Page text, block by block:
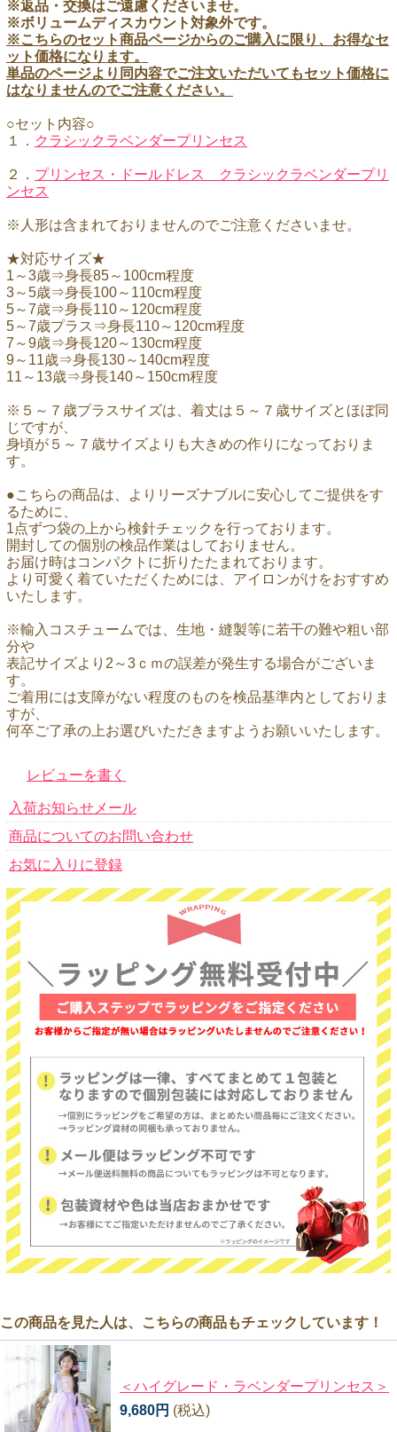
※返品・交換はご遠慮くださいませ。
※ボリュームディスカウント対象外です。
※こちらのセット商品ページからのご購入に限り、お得なセ
ット価格になります。
単品のページより同内容でご注文いただいてもセット価格に
はなりませんのでご注意ください。
○セット内容○
１． クラシックラベンダープリンセス
２． プリンセス・ドールドレス クラシックラベンダープリ
ンセス
※人形は含まれておりませんのでご注意くださいませ。
★対応サイズ★
1～3歳⇒身長85～100cm程度
3～5歳⇒身長100～110cm程度
5～7歳⇒身長110～120cm程度
5～7歳プラス⇒身長110～120cm程度
7～9歳⇒身長120～130cm程度
9～11歳⇒身長130～140cm程度
11～13歳⇒身長140～150cm程度
※５～７歳プラスサイズは、着丈は５～７歳サイズとほぼ同
じですが、
身頃が５～７歳サイズよりも大きめの作りになっておりま
す。
●こちらの商品は、よりリーズナブルに安心してご提供をす
るために、
1点ずつ袋の上から検針チェックを行っております。
開封しての個別の検品作業はしておりません。
お届け時はコンパクトに折りたたまれております。
より可愛く着ていただくためには、アイロンがけをおすすめ
いたします。
※輸入コスチュームでは、生地・縫製等に若干の難や粗い部
分や
表記サイズより2～3ｃｍの誤差が発生する場合がございま
す。
ご着用には支障がない程度のものを検品基準内としておりま
すが、
何卒ご了承の上お選びいただきますようお願いいたします。
レビューを書く
入荷お知らせメール
商品についてのお問い合わせ
お気に入りに登録
この商品を見た人は、こちらの商品もチェックしています！
＜ハイグレード・ラベンダープリンセス＞
9,680円 (税込)